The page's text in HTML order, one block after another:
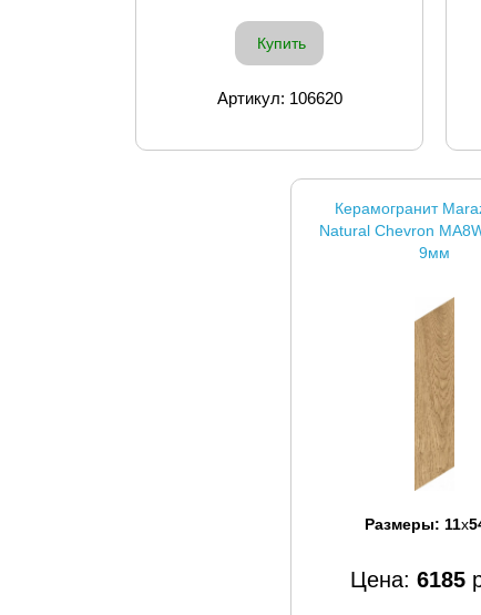
Купить
Артикул: 106620
Керамогранит
Natural Chevron
9мм
Размеры: 11x
Цена: 6185